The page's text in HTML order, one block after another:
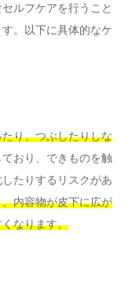
ルフケアを行うこと
。以下に具体的なケ
り、つぶしたりしな
おり、できものを触
たりするリスクがあ
内容物が皮下に広が
なります。